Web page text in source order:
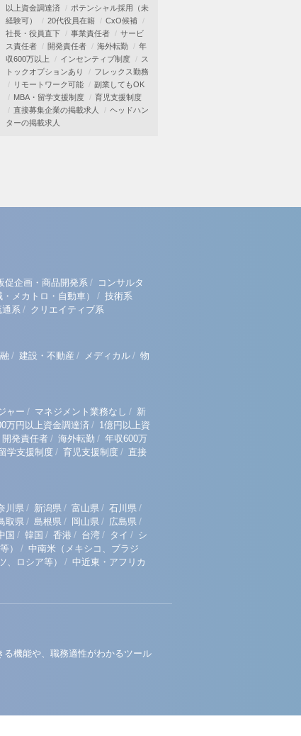
以上資金調達済
ポテンシャル採用（未
経験可）
20代役員在籍
CxO候補
社長・役員直下
事業責任者
サービ
ス責任者
開発責任者 海外転勤
年
収600万以上
インセンティブ制度
ス
トックオプションあり
フレックス勤務
リモートワーク可能
副業してもOK
MBA・留学支援制度
育児支援制度
直接募集企業の掲載求人
ヘッドハン
ターの掲載求人
促企画・商品開発系 / コンサルタ
メカトロ・自動車） / 技術系
通系 / クリエイティブ系
/ 建設・不動産 / メディカル / 物
ャー / マネジメント業務なし / 新
万円以上資金調達済 / 1億円以上資
開発責任者 / 海外転勤 / 年収600万
学支援制度 / 育児支援制度 / 直接
川県 / 新潟県 / 富山県 / 石川県 /
取県 / 島根県 / 岡山県 / 広島県 /
国 / 韓国 / 香港 / 台湾 / タイ / シ
） / 中南米（メキシコ、ブラジ
、ロシア等） / 中近東・アフリカ
機能や、職務適性がわかるツール